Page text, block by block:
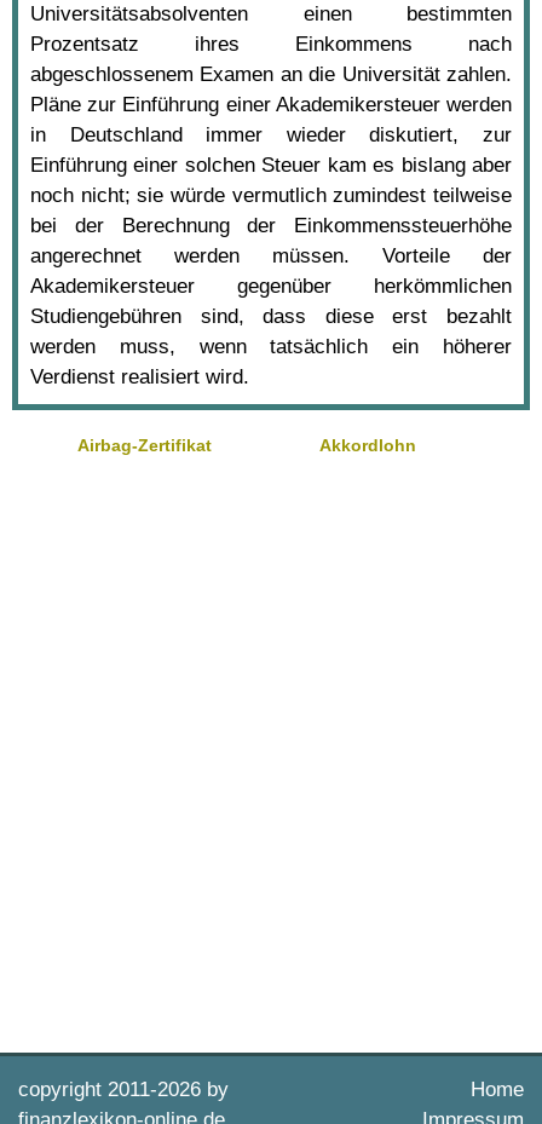
Universitätsabsolventen einen bestimmten
Prozentsatz ihres Einkommens nach
abgeschlossenem Examen an die Universität zahlen.
Pläne zur Einführung einer Akademikersteuer werden
in Deutschland immer wieder diskutiert, zur
Einführung einer solchen Steuer kam es bislang aber
noch nicht; sie würde vermutlich zumindest teilweise
bei der Berechnung der Einkommenssteuerhöhe
angerechnet werden müssen. Vorteile der
Akademikersteuer gegenüber herkömmlichen
Studiengebühren sind, dass diese erst bezahlt
werden muss, wenn tatsächlich ein höherer
Verdienst realisiert wird.
Airbag-Zertifikat Akkordlohn
copyright 2011-2026 by
Home